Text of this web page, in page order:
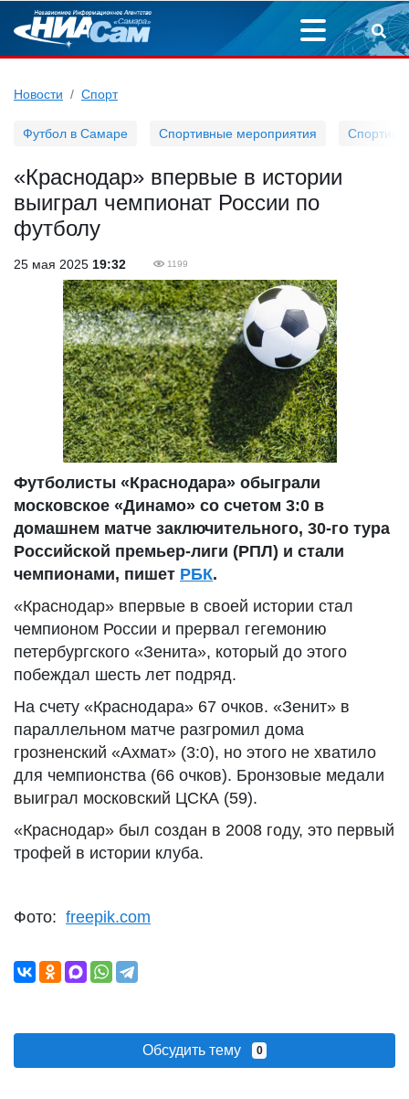
Новости Спорт
Футбол в Самаре Спортивные мероприятия
«Краснодар» впервые в истории
выиграл чемпионат России по
футболу
25 мая 2025 19:32 1199
Футболисты «Краснодара» обыграли
московское «Динамо» со счетом 3:0 в
домашнем матче заключительного, 30-го тура
Российской премьер-лиги (РПЛ) и стали
чемпионами, пишет РБК.
«Краснодар» впервые в своей истории стал
чемпионом России и прервал гегемонию
петербургского «Зенита», который до этого
побеждал шесть лет подряд.
На счету «Краснодара» 67 очков. «Зенит» в
параллельном матче разгромил дома
грозненский «Ахмат» (3:0), но этого не хватило
для чемпионства (66 очков). Бронзовые медали
выиграл московский ЦСКА (59).
«Краснодар» был создан в 2008 году, это первый
трофей в истории клуба.
Фото: freepik.com
Обсудить тему 0